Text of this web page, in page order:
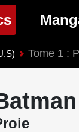
(page
Comics
Comics
Tome 1 :